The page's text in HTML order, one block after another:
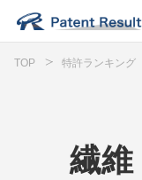
TOP 特許ランキング
繊維